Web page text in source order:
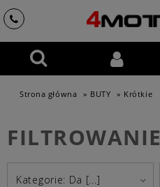
Strona główna » BUTY » Krótkie
FILTROWANIE
Kategorie: Da [...]